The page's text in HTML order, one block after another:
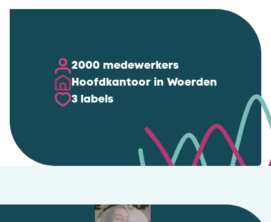
2000 medewerkers
Hoofdkantoor in Woerden
3 labels